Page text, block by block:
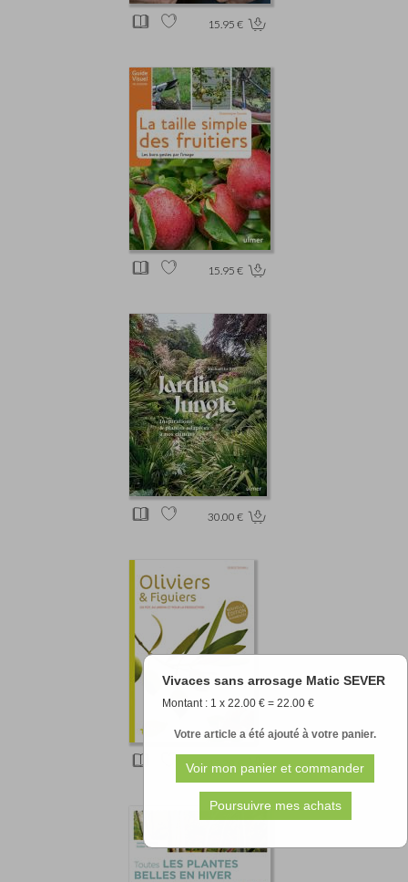
Vivaces sans arrosage Matic SEVER
Montant : 1 x 22.00 € = 22.00 €
Votre article a été ajouté à votre panier.
15.95 €
15.95 €
30.00 €